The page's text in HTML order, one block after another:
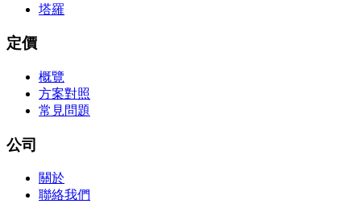
塔羅
定價
概覽
方案對照
常見問題
公司
關於
聯絡我們